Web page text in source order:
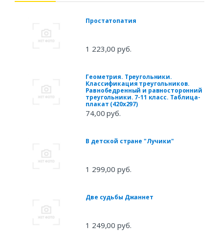
Простатопатия
1 223,00 руб.
Геометрия. Треугольники.
Классификация треугольников.
Равнобедренный и равносторонний
треугольники. 7-11 класс. Таблица-
плакат (420х297)
74,00 руб.
В детской стране "Лучики"
1 299,00 руб.
Две судьбы Джаннет
1 249,00 руб.